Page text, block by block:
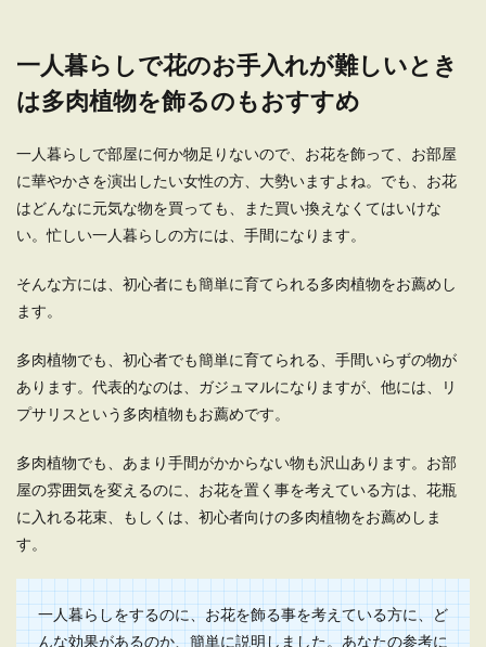
一人暮らしで花のお手入れが難しいとき
は多肉植物を飾るのもおすすめ
一人暮らしで部屋に何か物足りないので、お花を飾って、お部屋
に華やかさを演出したい女性の方、大勢いますよね。でも、お花
はどんなに元気な物を買っても、また買い換えなくてはいけな
い。忙しい一人暮らしの方には、手間になります。
そんな方には、初心者にも簡単に育てられる多肉植物をお薦めし
ます。
多肉植物でも、初心者でも簡単に育てられる、手間いらずの物が
あります。代表的なのは、ガジュマルになりますが、他には、リ
プサリスという多肉植物もお薦めです。
多肉植物でも、あまり手間がかからない物も沢山あります。お部
屋の雰囲気を変えるのに、お花を置く事を考えている方は、花瓶
に入れる花束、もしくは、初心者向けの多肉植物をお薦めしま
す。
一人暮らしをするのに、お花を飾る事を考えている方に、ど
んな効果があるのか、簡単に説明しました。あなたの参考に